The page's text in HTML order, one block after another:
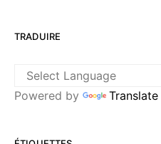
TRADUIRE
Powered by Translate